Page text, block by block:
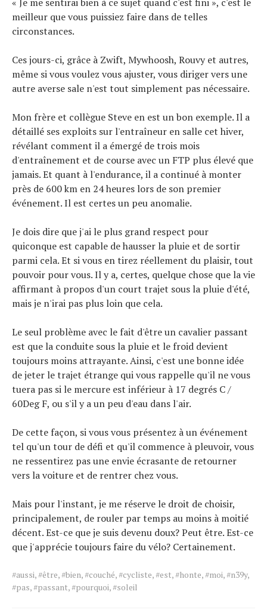
meilleur que vous puissiez faire dans de telles
circonstances.
Ces jours-ci, grâce à Zwift, Mywhoosh, Rouvy et autres,
même si vous voulez vous ajuster, vous diriger vers une
autre averse sale n'est tout simplement pas nécessaire.
Mon frère et collègue Steve en est un bon exemple. Il a
détaillé ses exploits sur l'entraîneur en salle cet hiver,
révélant comment il a émergé de trois mois
d'entraînement et de course avec un FTP plus élevé que
jamais. Et quant à l'endurance, il a continué à monter
près de 600 km en 24 heures lors de son premier
événement. Il est certes un peu anomalie.
Je dois dire que j'ai le plus grand respect pour
quiconque est capable de hausser la pluie et de sortir
parmi cela. Et si vous en tirez réellement du plaisir, tout
pouvoir pour vous. Il y a, certes, quelque chose que la vie
affirmant à propos d'un court trajet sous la pluie d'été,
mais je n'irai pas plus loin que cela.
Le seul problème avec le fait d'être un cavalier passant
est que la conduite sous la pluie et le froid devient
toujours moins attrayante. Ainsi, c'est une bonne idée
de jeter le trajet étrange qui vous rappelle qu'il ne vous
tuera pas si le mercure est inférieur à 17 degrés C /
60Deg F, ou s'il y a un peu d'eau dans l'air.
De cette façon, si vous vous présentez à un événement
tel qu'un tour de défi et qu'il commence à pleuvoir, vous
ne ressentirez pas une envie écrasante de retourner
vers la voiture et de rentrer chez vous.
Mais pour l'instant, je me réserve le droit de choisir,
principalement, de rouler par temps au moins à moitié
décent. Est-ce que je suis devenu doux? Peut être. Est-ce
que j'apprécie toujours faire du vélo? Certainement.
Tags
for
#aussi,#être,#bien,#couché,#cycliste,#est,#honte,#moi,#n39y,
#pas,#passant,#pourquoi,#soleil